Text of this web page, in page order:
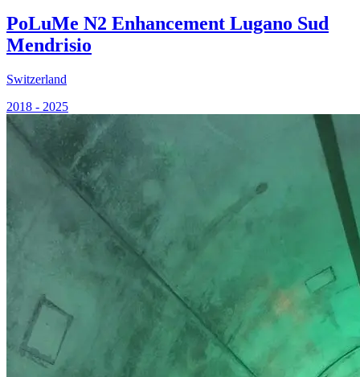
PoLuMe N2 Enhancement Lugano Sud
Mendrisio
Switzerland
2018 - 2025